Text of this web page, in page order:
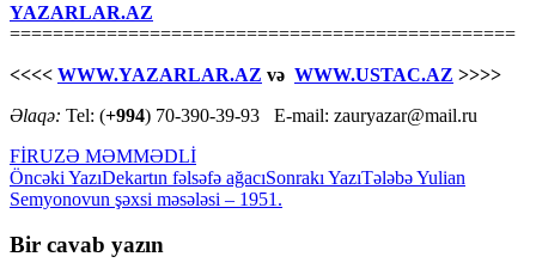
YAZARLAR.AZ
===============================================
<<<< WWW.YAZARLAR.AZ və WWW.USTAC.AZ >>>>
Əlaqə: Tel: (+994) 70-390-39-93 E-mail: zauryazar@mail.ru
FİRUZƏ MƏMMƏDLİ
Yazılar
üzrə
naviqasiya
Öncəki YazıDekartın fəlsəfə ağacıSonrakı YazıTələbə Yulian
Semyonovun şəxsi məsələsi – 1951.
Bir cavab yazın